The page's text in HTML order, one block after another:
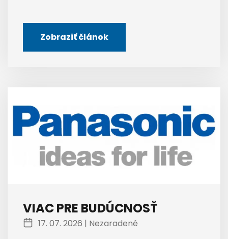
Zobraziť článok
VIAC PRE BUDÚCNOSŤ
17. 07. 2026 | Nezaradené